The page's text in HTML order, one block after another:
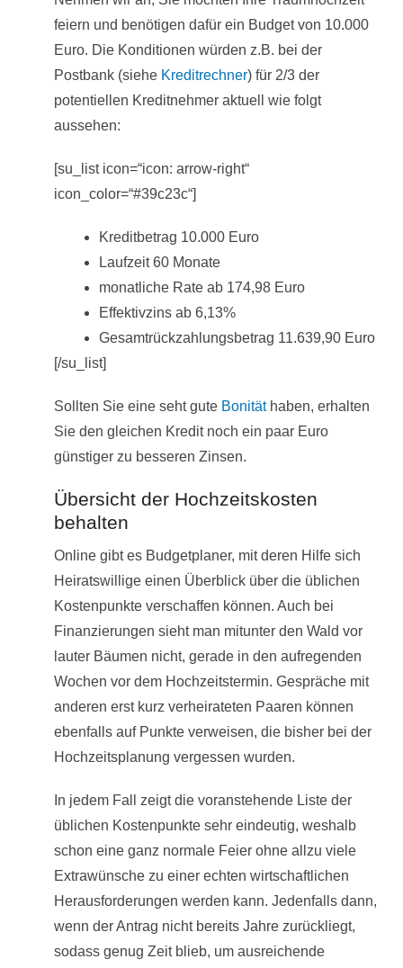
feiern und benötigen dafür ein Budget von 10.000
Euro. Die Konditionen würden z.B. bei der
Postbank (siehe Kreditrechner) für 2/3 der
potentiellen Kreditnehmer aktuell wie folgt
aussehen:
[su_list icon=“icon: arrow-right“
icon_color=“#39c23c“]
Kreditbetrag 10.000 Euro
Laufzeit 60 Monate
monatliche Rate ab 174,98 Euro
Effektivzins ab 6,13%
Gesamtrückzahlungsbetrag 11.639,90 Euro
[/su_list]
Sollten Sie eine seht gute Bonitäthaben, erhalten
Sie den gleichen Kredit noch ein paar Euro
günstiger zu besseren Zinsen.
Übersicht der Hochzeitskosten
behalten
Online gibt es Budgetplaner, mit deren Hilfe sich
Heiratswillige einen Überblick über die üblichen
Kostenpunkte verschaffen können. Auch bei
Finanzierungen sieht man mitunter den Wald vor
lauter Bäumen nicht, gerade in den aufregenden
Wochen vor dem Hochzeitstermin. Gespräche mit
anderen erst kurz verheirateten Paaren können
ebenfalls auf Punkte verweisen, die bisher bei der
Hochzeitsplanung vergessen wurden.
In jedem Fall zeigt die voranstehende Liste der
üblichen Kostenpunkte sehr eindeutig, weshalb
schon eine ganz normale Feier ohne allzu viele
Extrawünsche zu einer echten wirtschaftlichen
Herausforderungen werden kann. Jedenfalls dann,
wenn der Antrag nicht bereits Jahre zurückliegt,
sodass genug Zeit blieb, um ausreichende